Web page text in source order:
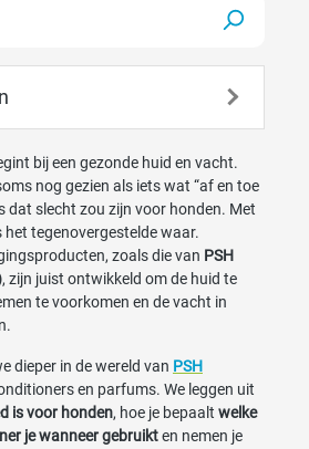
bij een gezonde huid en vacht.
nog gezien als iets wat “af en toe
dat slecht zou zijn voor honden. Met
tegenovergestelde waar.
zoals die van PSH
, zijn juist ontwikkeld om de huid te
te voorkomen en de vacht in
dieper in de wereld van PSH
en parfums. We leggen uit
is voor honden, hoe je bepaalt welke
je wanneer gebruikten nemen je